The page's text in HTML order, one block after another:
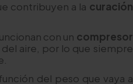
contribuyen a la curación
con un compresor
aire, por lo que siempre
del peso que vaya a